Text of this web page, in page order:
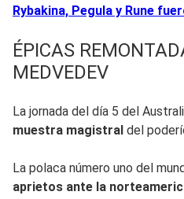
Rybakina, Pegula y Rune
ÉPICAS
MEDVEDEV
La jornada del día 5 del
muestra magistral del
La polaca número uno del
aprietos ante la